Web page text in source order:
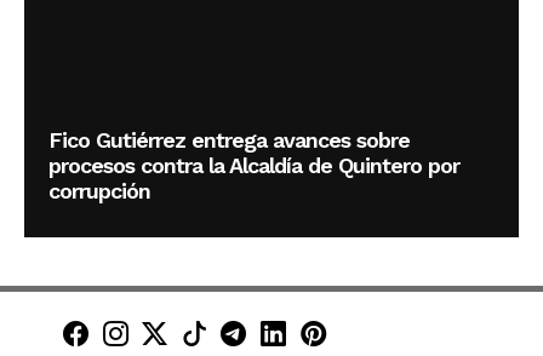
Fico Gutiérrez entrega avances sobre
procesos contra la Alcaldía de Quintero por
corrupción
Minuto30 en Facebook
Minuto30 en Instagram
Minuto30 en X (Twitter)
Minuto30 en TikTok
Canal de Minuto30 en
Minuto30 en LinkedIn
Minuto30 en